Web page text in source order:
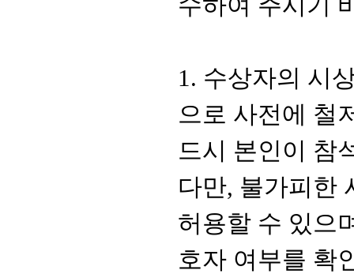
1. 수상자의 시
으로 사전에 철
드시 본인이 참
다만, 불가피한
허용할 수 있으
호자 여부를 확